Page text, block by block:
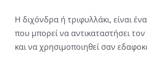
Η διχόνδρα ή τριφυλλάκι, είναι
που μπορεί να αντικαταστήσει
και να χρησιμοποιηθεί σαν